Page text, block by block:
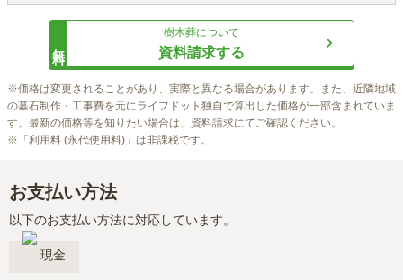
樹木葬について
資料請求する
※価格は変更されることがあり、実際と異なる場合があります。また、近隣地域
の墓石制作・工事費を元にライフドット独自で算出した価格が一部含まれていま
す。最新の価格等を知りたい場合は、資料請求にてご確認ください。
※「利用料 (永代使用料)」は非課税です。
お支払い方法
以下のお支払い方法に対応しています。
現金